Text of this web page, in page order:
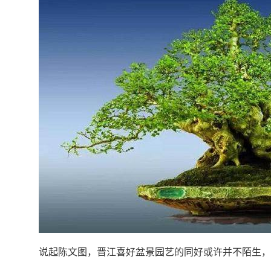
说起陈文图，晋江喜好盆景园艺的同好或许并不陌生